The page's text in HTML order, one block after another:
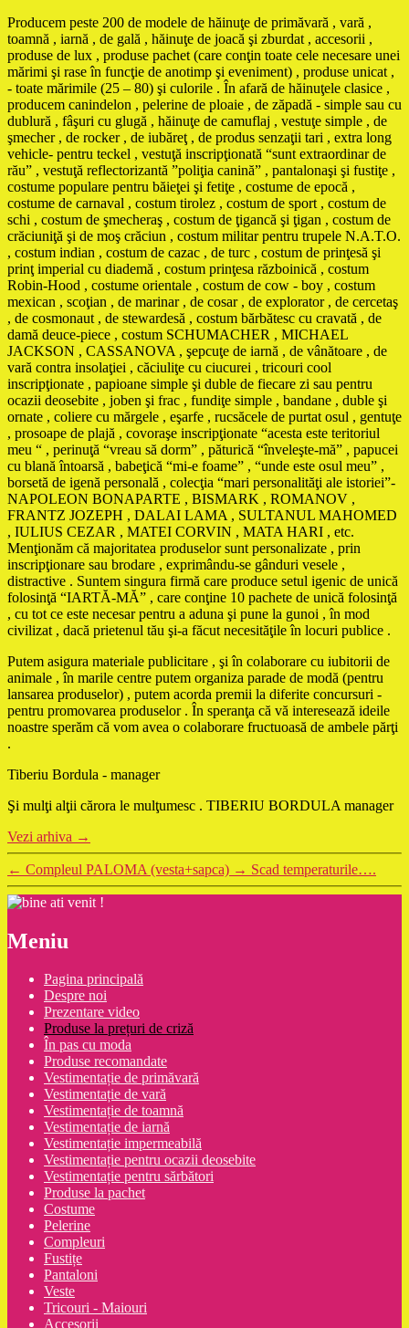
Producem peste 200 de modele de hăinuţe de primăvară , vară ,
toamnă , iarnă , de gală , hăinuţe de joacă şi zburdat , accesorii ,
produse de lux , produse pachet (care conţin toate cele necesare unei
mărimi şi rase în funcţie de anotimp şi eveniment) , produse unicat ,
- toate mărimile (25 – 80) şi culorile . În afară de hăinuţele clasice ,
producem canindelon , pelerine de ploaie , de zăpadă - simple sau cu
dublură , fâşuri cu glugă , hăinuţe de camuflaj , vestuţe simple , de
şmecher , de rocker , de iubăreţ , de produs senzaţii tari , extra long
vehicle- pentru teckel , vestuţă inscripţionată “sunt extraordinar de
rău” , vestuţă reflectorizantă ”poliţia canină” , pantalonaşi şi fustiţe ,
costume populare pentru băieţei şi fetiţe , costume de epocă ,
costume de carnaval , costum tirolez , costum de sport , costum de
schi , costum de şmecheraş , costum de ţigancă şi ţigan , costum de
crăciuniţă şi de moş crăciun , costum militar pentru trupele N.A.T.O.
, costum indian , costum de cazac , de turc , costum de prinţesă şi
prinţ imperial cu diademă , costum prinţesa războinică , costum
Robin-Hood , costume orientale , costum de cow - boy , costum
mexican , scoţian , de marinar , de cosar , de explorator , de cercetaş
, de cosmonaut , de stewardesă , costum bărbătesc cu cravată , de
damă deuce-piece , costum SCHUMACHER , MICHAEL
JACKSON , CASSANOVA , şepcuţe de iarnă , de vânătoare , de
vară contra insolaţiei , căciuliţe cu ciucurei , tricouri cool
inscripţionate , papioane simple şi duble de fiecare zi sau pentru
ocazii deosebite , joben şi frac , fundiţe simple , bandane , duble şi
ornate , coliere cu mărgele , eşarfe , rucsăcele de purtat osul , gentuţe
, prosoape de plajă , covoraşe inscripţionate “acesta este teritoriul
meu “ , perinuţă “vreau să dorm” , păturică “înveleşte-mă” , papucei
cu blană întoarsă , babeţică “mi-e foame” , “unde este osul meu” ,
borsetă de igenă personală , colecţia “mari personalităţi ale istoriei”-
NAPOLEON BONAPARTE , BISMARK , ROMANOV ,
FRANTZ JOZEPH , DALAI LAMA , SULTANUL MAHOMED
, IULIUS CEZAR , MATEI CORVIN , MATA HARI , etc.
Menţionăm că majoritatea produselor sunt personalizate , prin
inscripţionare sau brodare , exprimându-se gânduri vesele ,
distractive . Suntem singura firmă care produce setul igenic de unică
folosinţă “IARTĂ-MĂ” , care conţine 10 pachete de unică folosinţă
, cu tot ce este necesar pentru a aduna şi pune la gunoi , în mod
civilizat , dacă prietenul tău şi-a făcut necesităţile în locuri publice .
Putem asigura materiale publicitare , şi în colaborare cu iubitorii de
animale , în marile centre putem organiza parade de modă (pentru
lansarea produselor) , putem acorda premii la diferite concursuri -
pentru promovarea produselor . În speranţa că vă interesează ideile
noastre sperăm că vom avea o colaborare fructuoasă de ambele părţi
.
Tiberiu Bordula - manager
Şi mulţi alţii cărora le mulţumesc . TIBERIU BORDULA manager
Vezi arhiva →
← Compleul PALOMA (vesta+sapca) → Scad temperaturile….
Meniu
Pagina principală
Despre noi
Prezentare video
Produse la prețuri de criză
În pas cu moda
Produse recomandate
Vestimentație de primăvară
Vestimentație de vară
Vestimentație de toamnă
Vestimentație de iarnă
Vestimentație impermeabilă
Vestimentație pentru ocazii deosebite
Vestimentație pentru sărbători
Produse la pachet
Costume
Pelerine
Compleuri
Fustițe
Pantaloni
Veste
Tricouri - Maiouri
Accesorii